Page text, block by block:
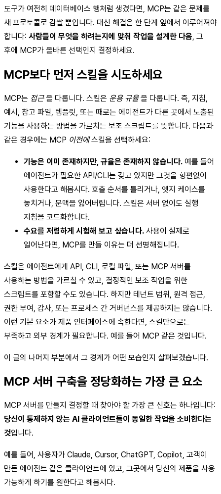
도구가 여전히 데이터베이스 행처럼 생겼다면, MCP는 같은 문제를
새 프로토콜로 감쌀 뿐입니다. 대신 해결은 한 단계 앞에서 이루어져야
합니다: 사람들이 무엇을 하려는지에 맞춰 작업을 설계한 다음 , 그
후에 MCP가 올바른 선택인지 결정하세요.
MCP보다 먼저 스킬을 시도하세요
MCP는 접근을 다룹니다. 스킬은 운용 규율을 다룹니다. 즉, 지침,
예시, 참고 파일, 템플릿, 또는 때로는 에이전트가 다른 곳에서 노출된
기능을 사용하는 방법을 가르치는 보조 스크립트를 뜻합니다. 다음과
같은 경우에는 MCP 이전에스킬을 선택하세요:
기능은 이미 존재하지만, 규율은 존재하지 않습니다. 예를 들어
에이전트가 필요한 API/CLI는 갖고 있지만 그것을 형편없이
사용한다고 해봅시다. 호출 순서를 틀리거나, 엣지 케이스를
놓치거나, 문맥을 잃어버립니다. 스킬은 서버 없이도 실행
지침을 코드화합니다.
수요를 저렴하게 시험해 보고 싶습니다. 사용이 실제로
일어난다면, MCP를 만들 이유는 더 선명해집니다.
스킬은 에이전트에게 API, CLI, 로컬 파일, 또는 MCP 서버를
사용하는 방법을 가르칠 수 있고, 결정적인 보조 작업을 위한
스크립트를 포함할 수도 있습니다. 하지만 테넌트 범위, 원격 접근,
권한 부여, 감사, 또는 프로세스 간 거버넌스를 제공하지는 않습니다.
이런 기본 요소가 제품 인터페이스에 속한다면, 스킬만으로는
부족하고 외부 경계가 필요합니다. 예를 들어 MCP 같은 것입니다.
이 글의 나머지 부분에서 그 경계가 어떤 모습인지 살펴보겠습니다.
MCP 서버 구축을 정당화하는 가장 큰 요소
MCP 서버를 만들지 결정할 때 찾아야 할 가장 큰 신호는 하나입니다:
당신이 통제하지 않는 AI 클라이언트들이 동일한 작업을 소비한다는
것입니다.
예를 들어, 사용자가 Claude, Cursor, ChatGPT, Copilot, 고객이
만든 에이전트 같은 클라이언트에 있고, 그곳에서 당신의 제품을 사용
가능하게 하기를 원한다고 해봅시다.